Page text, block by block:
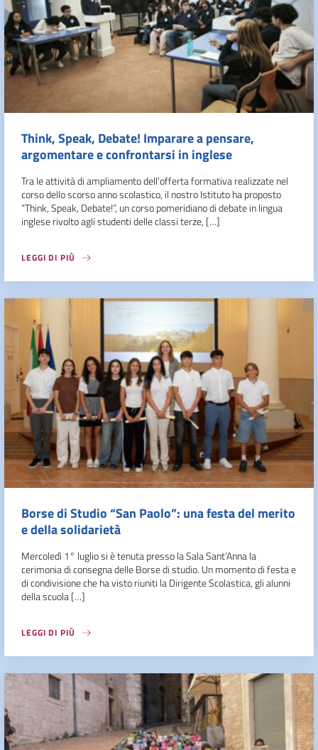
Think, Speak, Debate! Imparare a pensare,
argomentare e confrontarsi in inglese
Tra le attività di ampliamento dell’offerta formativa realizzate nel
corso dello scorso anno scolastico, il nostro Istituto ha proposto
“Think, Speak, Debate!”, un corso pomeridiano di debate in lingua
inglese rivolto agli studenti delle classi terze, […]
LEGGI DI PIÙ
Borse di Studio “San Paolo”: una festa del merito
e della solidarietà
Mercoledì 1° luglio si è tenuta presso la Sala Sant’Anna la
cerimonia di consegna delle Borse di studio. Un momento di festa e
di condivisione che ha visto riuniti la Dirigente Scolastica, gli alunni
della scuola […]
LEGGI DI PIÙ